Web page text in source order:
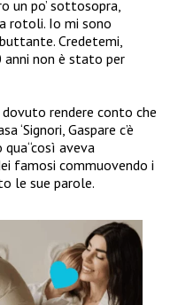
un po’ sottosopra,
rotoli. Io mi sono
Credetemi,
non è stato per
dovuto rendere conto che
‘Signori, Gaspare c’è
qua“così aveva
famosi commuovendo i
le sue parole.